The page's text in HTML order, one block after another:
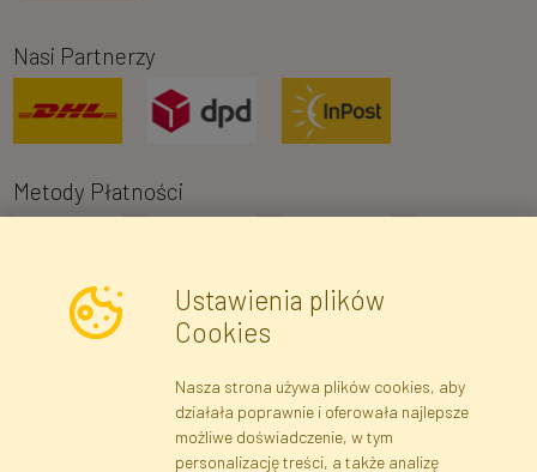
Nasi Partnerzy
Metody Płatności
Zapisz się
Ustawienia plików
Cookies
Nasza strona używa plików cookies, aby
działała poprawnie i oferowała najlepsze
możliwe doświadczenie, w tym
personalizację treści, a także analizę